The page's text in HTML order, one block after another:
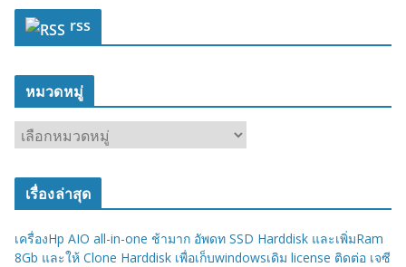
rss
หมวดหมู่
ม
ว
มู่
เรื่องล่าสุด
เครื่องHp AIO all-in-one ช้ามาก อัพดท SSD Harddisk และเพิ่มRam
8Gb และให้ Clone Harddisk เพื่อเก็บwindowsเดิม license ติดต่อ เจซี